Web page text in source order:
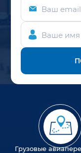
Ваш email
Ваше имя
Грузовые